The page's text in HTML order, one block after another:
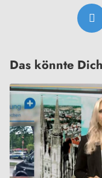
Das könnte